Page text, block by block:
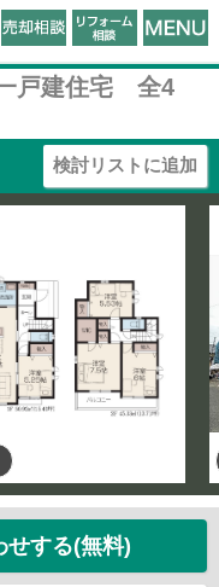
戸建住宅 全4
検討リストに追加
せする(無料)